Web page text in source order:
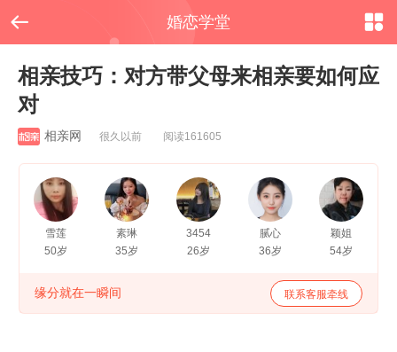
 婚恋学堂
相亲技巧：对方带父母来相亲要如何应
对
相亲网 很久以前 阅读161605
雪莲
50岁
素琳
35岁
3454
26岁
腻心
36岁
颖姐
54岁
缘分就在一瞬间 联系客服牵线
